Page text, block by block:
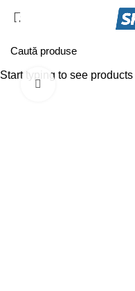
Click pentru a
Start typing to see